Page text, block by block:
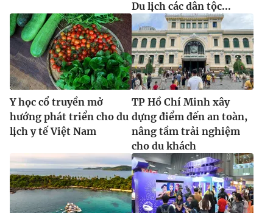
Du lịch các dân tộc...
Y học cổ truyền mở
hướng phát triển cho du
lịch y tế Việt Nam
TP Hồ Chí Minh xây
dựng điểm đến an toàn,
nâng tầm trải nghiệm
cho du khách